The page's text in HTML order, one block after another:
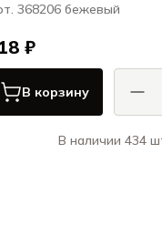
368206 бежевый
₽
В корзину
В наличии 434